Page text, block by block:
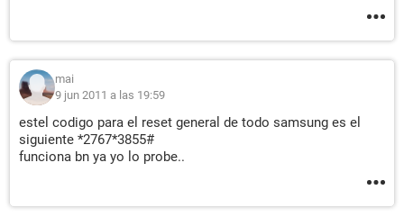
mai
9 jun 2011 a las 19:59
estel codigo para el reset general de todo samsung es el
siguiente *2767*3855#
funciona bn ya yo lo probe..